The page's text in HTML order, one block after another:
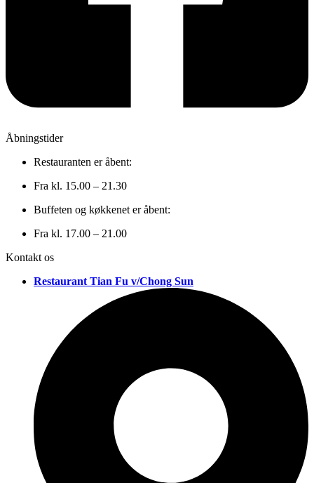
Åbningstider
Restauranten er åbent:
Fra kl. 15.00 – 21.30
Buffeten og køkkenet er åbent:
Fra kl. 17.00 – 21.00
Kontakt os
Restaurant Tian Fu v/Chong Sun